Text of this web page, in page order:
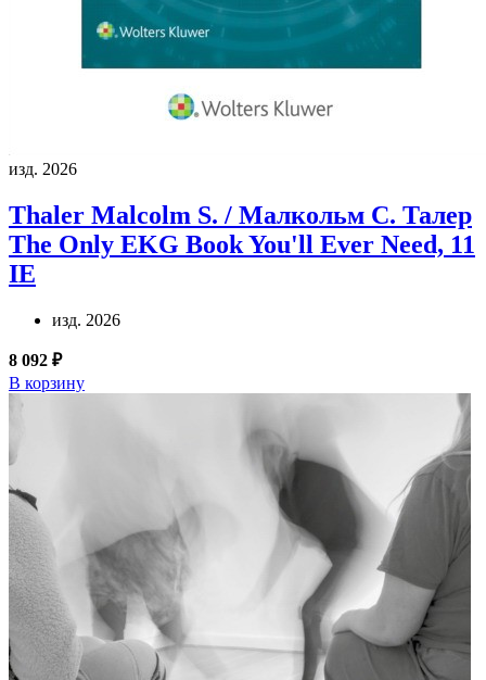
изд. 2026
Thaler Malcolm S. / Малкольм С. Талер
The Only EKG Book You'll Ever Need, 11
IE
изд. 2026
8 092 ₽
В корзину